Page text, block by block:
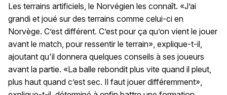
Les terrains artificiels, le Norvégien les connaît. «J’ai
grandi et joué sur des terrains comme celui-ci en
Norvège. C’est différent. C’est pour ça qu’on vient le jouer
avant le match, pour ressentir le terrain», explique-t-il,
ajoutant qu'il donnera quelques conseils à ses joueurs
avant la partie. «La balle rebondit plus vite quand il pleut,
plus haut quand c’est sec. Il faut jouer différemment»,